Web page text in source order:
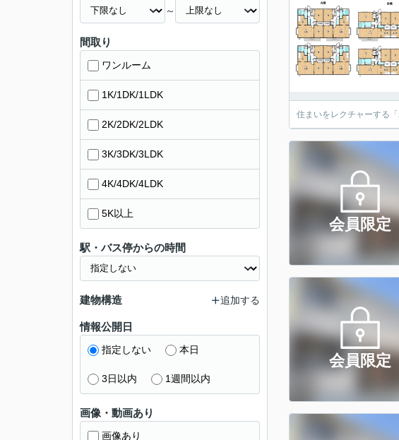
住まいをレクチャーする
会員限定
会員限定
～
間取り
ワンルーム
1K/1DK/1LDK
2K/2DK/2LDK
3K/3DK/3LDK
4K/4DK/4LDK
5K以上
駅・バス停からの時間
建物構造 追加する
情報公開日
指定しない 本日
3日以内 1週間以内
画像・動画あり
画像あり